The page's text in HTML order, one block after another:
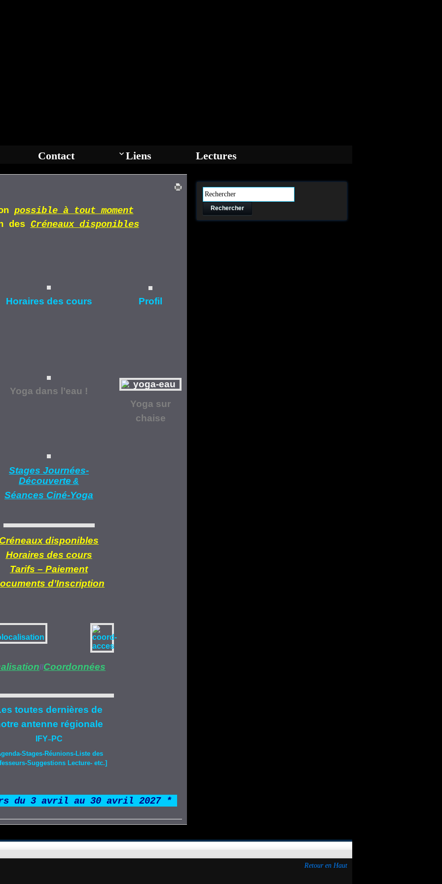
Contact Liens Lectures
possibleà tout moment
des Créneaux disponibles
Horaires des cours Profil
Yoga dans l’eau !
Yoga sur
chaise
Stages Journées-
Découverte &
Séances Ciné-Yoga
disponibles
Horaires des cours
Tarifs – Paiement
d’Inscription
//Coordonnées
toutes dernières de
antenne régionale
IFY–PC
Stages-Réunions-Liste des
Suggestions Lecture- etc.]
du 3 avril au 30 avril 2027 **
Rechercher
Retour en Haut